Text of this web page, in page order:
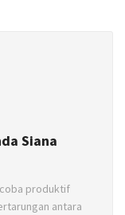
Siana
produktif
antara